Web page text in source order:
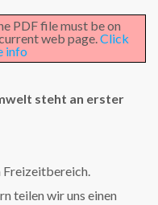
PDF file must be on
web page.Click
info
steht an erster
Freizeitbereich.
teilen wir uns einen